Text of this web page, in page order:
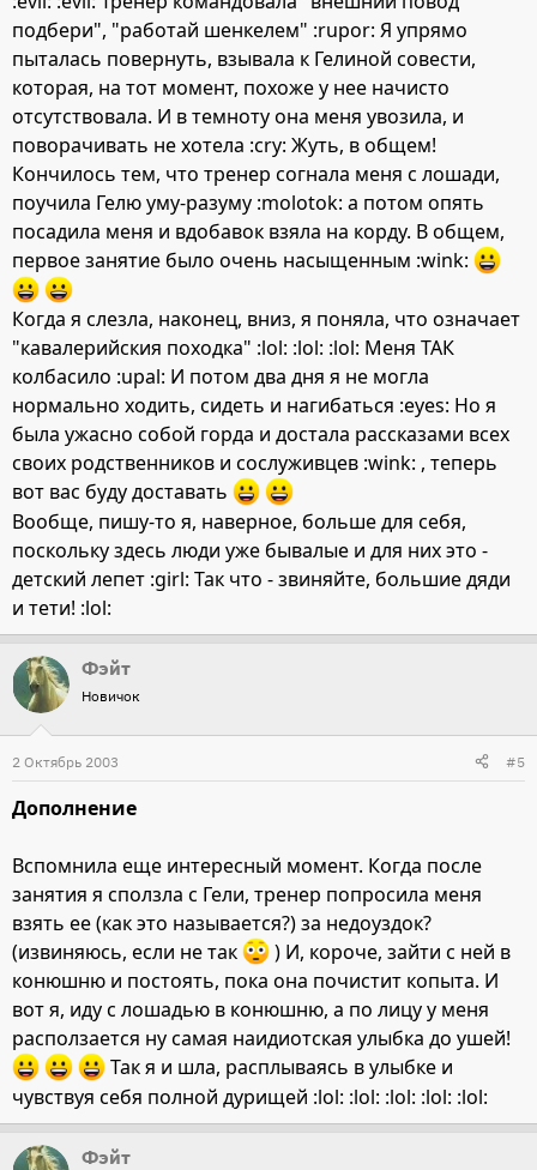
подбери", "работай шенкелем" :rupor: Я упрямо
пыталась повернуть, взывала к Гелиной совести,
которая, на тот момент, похоже у нее начисто
отсутствовала. И в темноту она меня увозила, и
поворачивать не хотела :cry: Жуть, в общем!
Кончилось тем, что тренер согнала меня с лошади,
поучила Гелю уму-разуму :molotok: а потом опять
посадила меня и вдобавок взяла на корду. В общем,
первое занятие было очень насыщенным :wink:
Когда я слезла, наконец, вниз, я поняла, что означает
"кавалерийския походка" :lol: :lol: :lol: Меня ТАК
колбасило :upal: И потом два дня я не могла
нормально ходить, сидеть и нагибаться :eyes: Но я
была ужасно собой горда и достала рассказами всех
своих родственников и сослуживцев :wink: , теперь
вот вас буду доставать
Вообще, пишу-то я, наверное, больше для себя,
поскольку здесь люди уже бывалые и для них это -
детский лепет :girl: Так что - звиняйте, большие дяди
и тети! :lol:
Фэйт
Новичок
2 Октябрь 2003 #5
Дополнение
Вспомнила еще интересный момент. Когда после
занятия я сползла с Гели, тренер попросила меня
взять ее (как это называется?) за недоуздок?
(извиняюсь, если не так
) И, короче, зайти с ней в
конюшню и постоять, пока она почистит копыта. И
вот я, иду с лошадью в конюшню, а по лицу у меня
расползается ну самая наидиотская улыбка до ушей!
Так я и шла, расплываясь в улыбке и
чувствуя себя полной дурищей :lol: :lol: :lol: :lol: :lol:
Фэйт